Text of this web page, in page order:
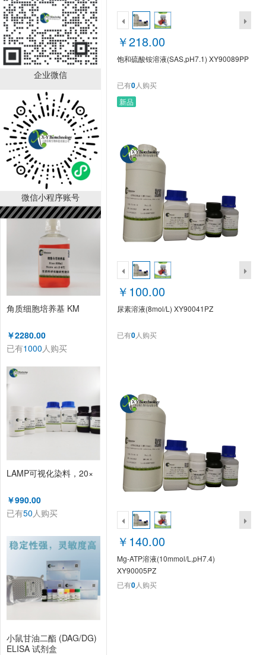
企业微信
微信小程序账号
硫酸鱼精蛋白溶液(0.1%)
XY90034PZ
￥190.00
已有 0人购买
销量排行
角质细胞培养基 KM
￥2280.00
已有1000人购买
LAMP可视化染料，20×
￥990.00
已有50人购买
小鼠甘油二酯 (DAG/DG)
ELISA 试剂盒
￥218.00
饱和硫酸铵溶液(SAS,pH7.1) XY90089PP
已有0人购买
新品
￥100.00
尿素溶液(8mol/L) XY90041PZ
已有0人购买
￥140.00
Mg-ATP溶液(10mmol/L,pH7.4)
XY90005PZ
已有0人购买